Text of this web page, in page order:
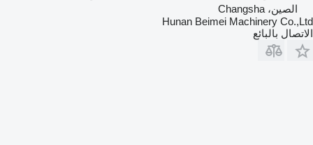
الصين، Changsha
Hunan Beimei Machinery Co.,Ltd
الاتصال بالبائع